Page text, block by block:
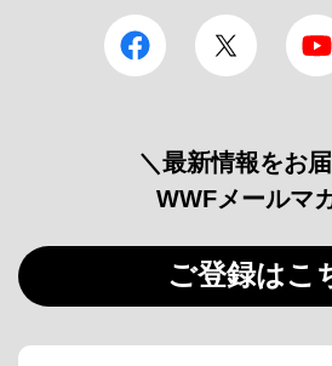
facebook Twitter
＼最新情報をお
WWFメールマ
ご登録はこ